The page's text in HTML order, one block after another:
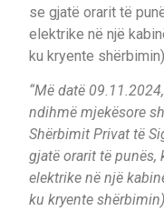
se gjatë orarit të
elektrike në një
ku kryente
“Më datë
ndihmë mjekësore
Shërbimit Privat të
gjatë orarit të punës,
elektrike në një
ku kryente